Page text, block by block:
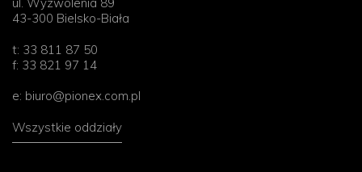
ul. Wyzwolenia 89
43-300 Bielsko-Biała
t: 33 811 87 50
f: 33 821 97 14
e: biuro@pionex.com.pl
Wszystkie oddziały